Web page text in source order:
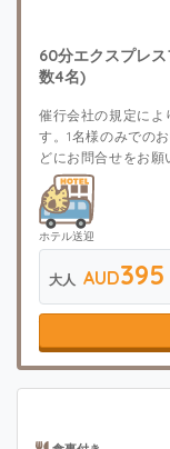
60分エクスプレ
数4名)
催行会社の規定に
す。1名様のみでの
どにお問合せをお願
ホテル送迎
大人 AUD395